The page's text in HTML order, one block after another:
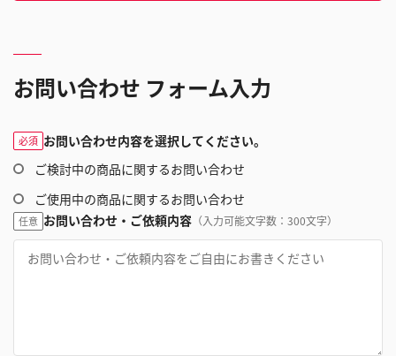
お問い合わせ フォーム入力
必須 お問い合わせ内容を選択してください。
ご検討中の商品に関するお問い合わせ
ご使用中の商品に関するお問い合わせ
任意 お問い合わせ・ご依頼内容 （入力可能文字数：300文字）